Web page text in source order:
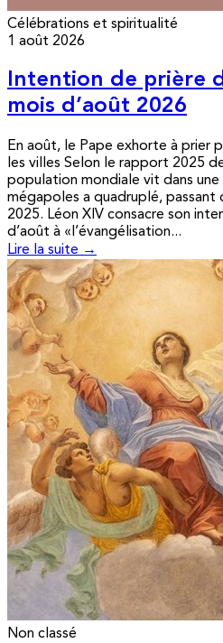
Célébrations et spiritualité
1 août 2026
Intention de prière
mois d’août 2026
En août, le Pape exhorte à prier
les villes Selon le rapport 2025
population mondiale vit dans
mégapoles a quadruplé, passant
2025. Léon XIV consacre son
d’août à «l’évangélisation...
Lire la suite →
Non classé